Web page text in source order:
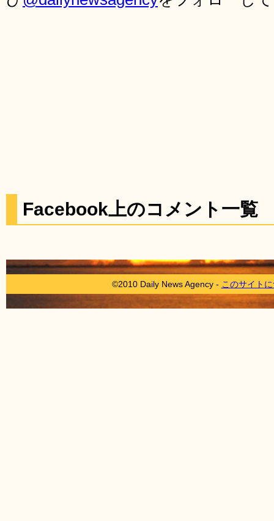
Facebook上のコメント一覧
©2010 Daily News Agency - このサイト